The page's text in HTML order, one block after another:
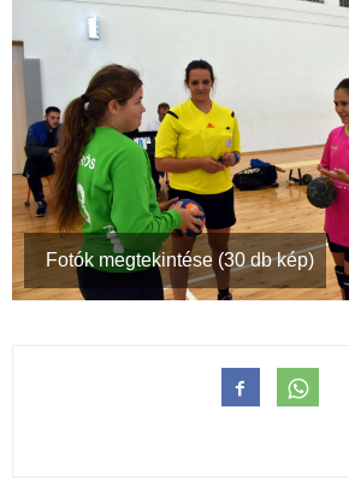
Fotók megtekintése (30 db kép)